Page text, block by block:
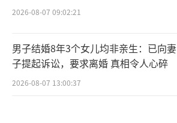
2026-08-07 09:02:21
男子结婚8年3个女儿均非亲生：已向妻
子提起诉讼，要求离婚 真相令人心碎
2026-08-07 13:00:37